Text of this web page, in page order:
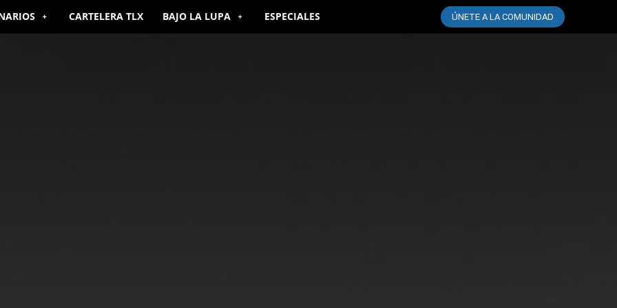
CARTELERA TLX BAJO LA LUPA ESPECIALES ÚNETE A LA COMUNIDAD